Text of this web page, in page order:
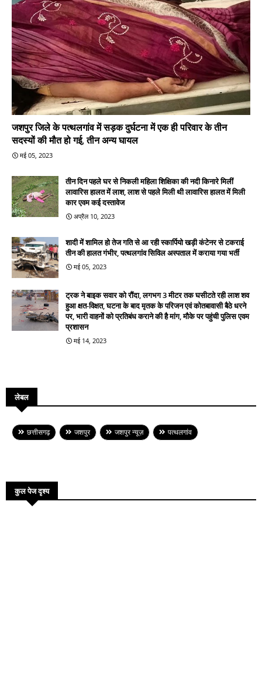
जशपुर जिले के पत्थलगांव में सड़क दुर्घटना में एक ही परिवार के तीन
सदस्यों की मौत हो गई, तीन अन्य घायल
मई 05, 2023
तीन दिन पहले घर से निकली महिला शिक्षिका की नदी किनारे मिलीं
लावारिस हालत में लाश, लाश से पहले मिली थी लावारिस हालत में मिली
कार एवम कई दस्तावेज
अप्रैल 10, 2023
शादी में शामिल हो तेज गति से आ रही स्कार्पियो खड़ी कंटेनर से टकराई
तीन की हालत गंभीर, पत्थलगांव सिविल अस्पताल में कराया गया भर्ती
मई 05, 2023
ट्रक ने बाइक सवार को रौंदा, लगभग 3 मीटर तक घसीटते रही लाश शव
हुआ क्षत-विक्षत, घटना के बाद मृतक के परिजन एवं कोतबावासी बैठे धरने
पर, भारी वाहनों को प्रतिबंध कराने की है मांग, मौके पर पहुंची पुलिस एवम
प्रशासन
मई 14, 2023
लेबल
छत्तीसगढ़ जशपुर जशपुर न्यूज़ पत्थलगांव
कुल पेज दृश्य